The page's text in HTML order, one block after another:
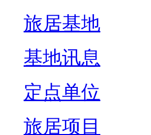
旅居基地
基地讯息
定点单位
旅居项目